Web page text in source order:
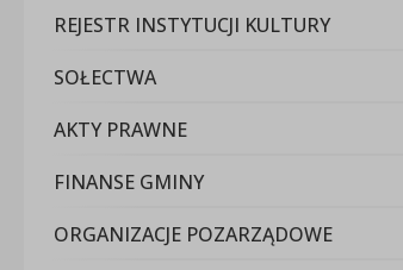
REJESTR INSTYTUCJI KULTURY
SOŁECTWA
AKTY PRAWNE
FINANSE GMINY
ORGANIZACJE POZARZĄDOWE